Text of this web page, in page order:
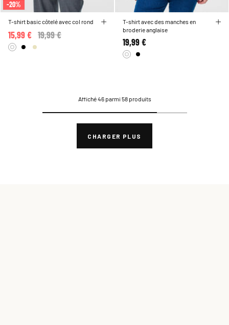
-20%
T-shirt basic côtelé avec col rond
Price reduced from
19,99 €
15,99 €
T-shirt avec des manches en
broderie anglaise
19,99 €
Affiché 46 parmi 58 produits
CHARGER PLUS